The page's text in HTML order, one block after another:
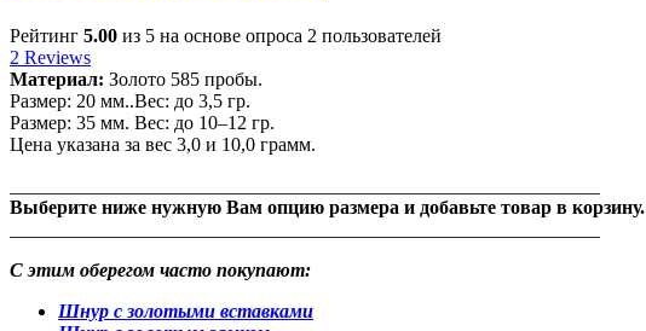
Рейтинг 5.00 из 5 на основе опроса 2 пользователей
2 Reviews
Материал: Золото 585 пробы.
Размер: 20 мм..Вес: до 3,5 гр.
Размер: 35 мм. Вес: до 10–12 гр.
Цена указана за вес 3,0 и 10,0 грамм.
Выберите ниже нужную Вам опцию размера и добавьте товар в корзину.
С этим оберегом часто покупают:
Шнур с золотыми вставками